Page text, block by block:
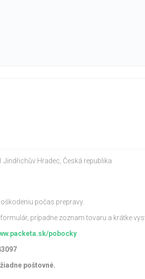
Jindřichův Hradec, Česká republika
počas prepravy.
prípadne zoznam tovaru a krátke
pobocky
poštovné.